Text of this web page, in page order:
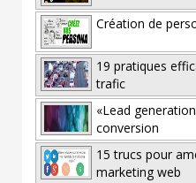
Création de
19 pratiques
trafic
«Lead
conversion
15 trucs pour
marketing web